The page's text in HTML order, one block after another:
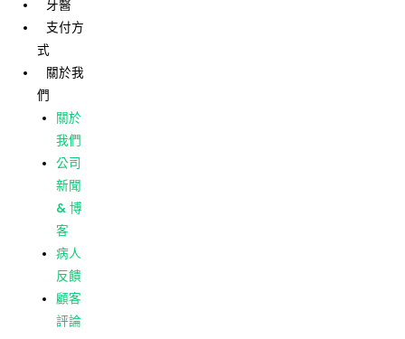
主頁
我們的
護理
我們的
診所
牙醫
支付方
關於我
關於
我們
牙醫
支付方
式
關於我
們
關於
我們
公司
新聞
& 博
客
病人
反饋
顧客
評論